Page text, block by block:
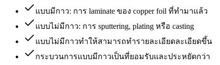
แบบมีกาว: การ laminate ของ copper foil ที่ทำมาแล้ว
แบบไม่มีกาว: การ sputtering, plating หรือ casting
แบบไม่มีกาวทำให้สามารถทำรายละเอียดละเอียดขึ้น
กระบวนการแบบมีกาวเป็นที่ยอมรับและประหยัดกว่า